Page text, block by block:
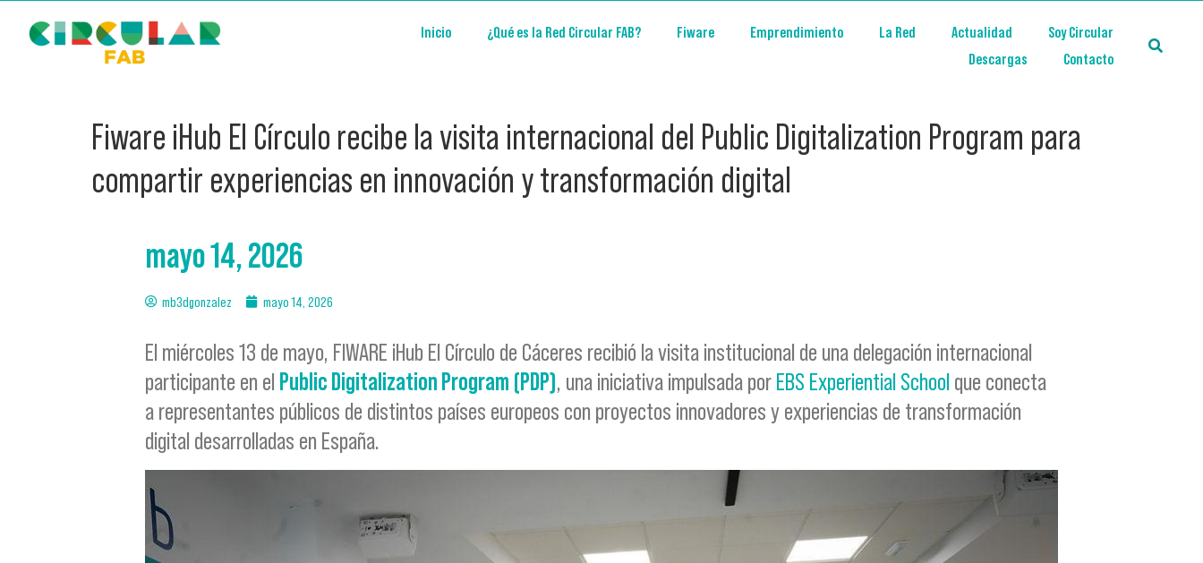
Inicio ¿Qué es la Red Circular FAB? Fiware Emprendimiento La Red Actualidad
Soy Circular
Descargas
Contacto
Fiware iHub El Círculo recibe la visita internacional del Public Digitalization Program para
compartir experiencias en innovación y transformación digital
mayo 14, 2026
mb3dgonzalez mayo 14, 2026
El miércoles 13 de mayo, FIWARE iHub El Círculo de Cáceres recibió la visita institucional de una delegación internacional
participante en el Public Digitalization Program (PDP), una iniciativa impulsada porEBS Experiential Schoolque conecta
a representantes públicos de distintos países europeos con proyectos innovadores y experiencias de transformación
digital desarrolladas en España.